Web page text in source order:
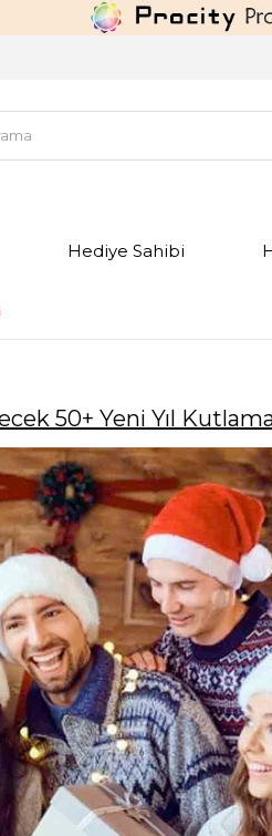
Hediye Sahibi
50+ Yeni Yıl